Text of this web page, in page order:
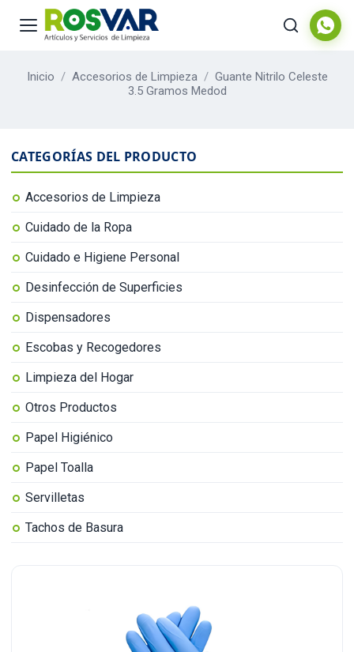
Inicio / Accesorios de Limpieza / Guante Nitrilo Celeste
3.5 Gramos Medod
CATEGORÍAS DEL PRODUCTO
Accesorios de Limpieza
Cuidado de la Ropa
Cuidado e Higiene Personal
Desinfección de Superficies
Dispensadores
Escobas y Recogedores
Limpieza del Hogar
Otros Productos
Papel Higiénico
Papel Toalla
Servilletas
Tachos de Basura